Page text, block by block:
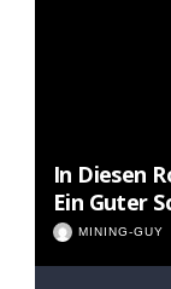
In Diesen
Ein Guter
MINING-GUY